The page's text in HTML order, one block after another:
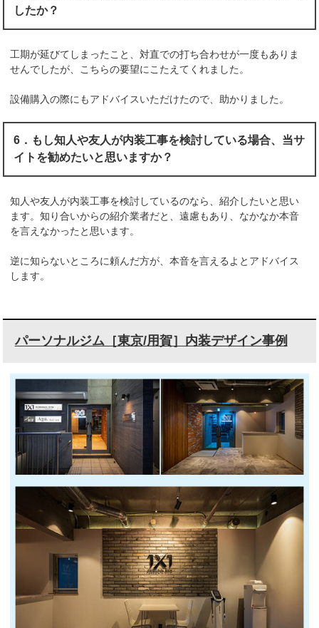
したか？
工期が延びてしまったこと、対直での打ち合わせが一度もありま
せんでしたが、こちらの要望にこたえてくれました。
設備購入の際にもアドバイスいただけたので、助かりました。
6．もし知人や友人が内装工事を検討している場合、当サ
イトを勧めたいと思いますか？
知人や友人が内装工事を検討しているのなら、紹介したいと思い
ます。知り合いからの紹介業者だと、遠慮もあり、なかなか本音
を言えなかったと思います。
逆に知らないところに頼んだ方が、本音を言えるよとアドバイス
します。
パーソナルジム［東京/用賀］内装デザイン事例